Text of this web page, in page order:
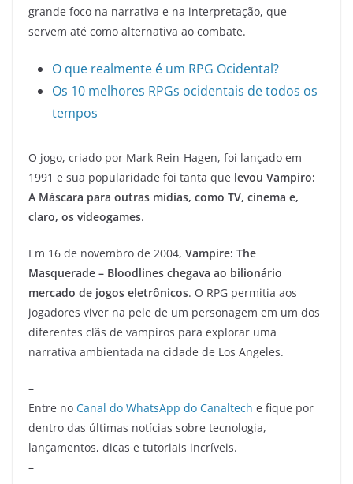
grande foco na narrativa e na interpretação, que
servem até como alternativa ao combate.
O que realmente é um RPG Ocidental?
Os 10 melhores RPGs ocidentais de todos os
tempos
O jogo, criado por Mark Rein-Hagen, foi lançado em
1991 e sua popularidade foi tanta que levou Vampiro:
A Máscara para outras mídias, como TV, cinema e,
claro, os videogames.
Em 16 de novembro de 2004, Vampire: The
Masquerade – Bloodlines chegava ao bilionário
mercado de jogos eletrônicos. O RPG permitia aos
jogadores viver na pele de um personagem em um dos
diferentes clãs de vampiros para explorar uma
narrativa ambientada na cidade de Los Angeles.
–
Entre no Canal do WhatsApp do Canaltech e fique por
dentro das últimas notícias sobre tecnologia,
lançamentos, dicas e tutoriais incríveis.
–